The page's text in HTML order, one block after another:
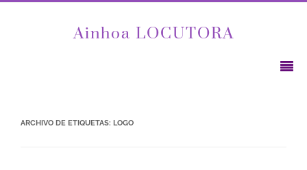
Ainhoa LOCUTORA
ARCHIVO DE ETIQUETAS: LOGO